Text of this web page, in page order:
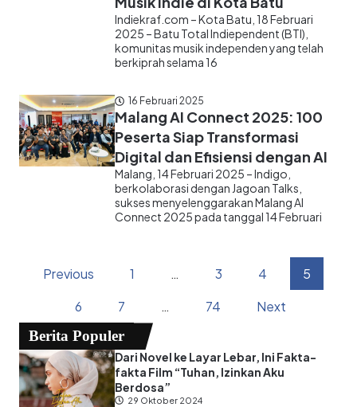
Indiekraf.com – Kota Batu, 18 Februari
2025 – Batu Total Indiependent (BTI),
komunitas musik independen yang telah
berkiprah selama 16
16 Februari 2025
Malang AI Connect 2025: 100
Peserta Siap Transformasi
Digital dan Efisiensi dengan AI
Malang, 14 Februari 2025 – Indigo,
berkolaborasi dengan Jagoan Talks,
sukses menyelenggarakan Malang AI
Connect 2025 pada tanggal 14 Februari
Previous 1 … 3 4
5
6
7 … 74
Next
Berita Populer
Dari Novel ke Layar Lebar, Ini Fakta-
fakta Film “Tuhan, Izinkan Aku
Berdosa”
29 Oktober 2024